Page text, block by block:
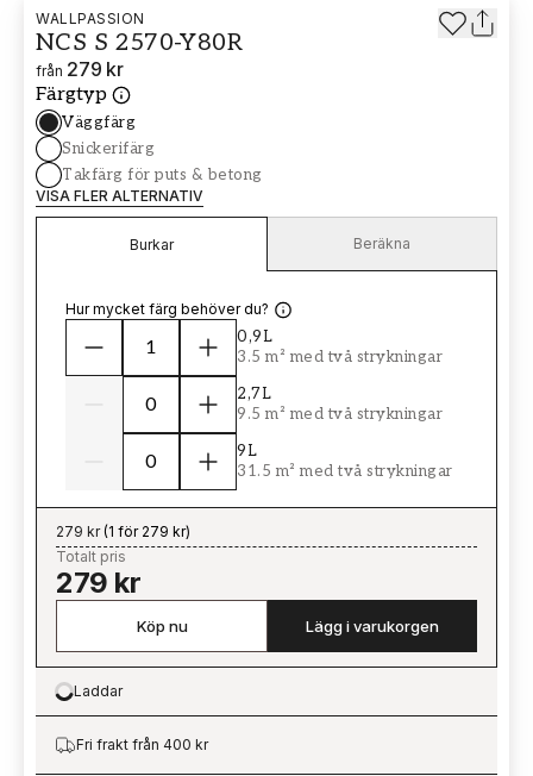
WALLPASSION
NCS S 2570-Y80R
från 279 kr
Färgtyp
Väggfärg
Snickerifärg
Takfärg för puts & betong
VISA FLER ALTERNATIV
Burkar Beräkna
Hur mycket färg behöver du?
0,9L
3.5 m² med två strykningar
2,7L
9.5 m² med två strykningar
9L
31.5 m² med två strykningar
279 kr(1 för 279 kr)
Totalt pris
279 kr
Köp nu Lägg i varukorgen
Loading…
Laddar
Fri frakt från 400 kr